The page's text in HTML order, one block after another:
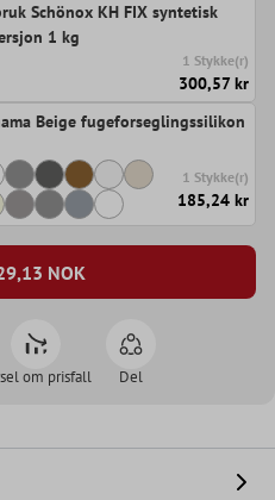
Schönox KH FIX syntetisk
1 kg
1 Stykke(r)
300,57 kr
Beige fugeforseglingssilikon
1 Stykke(r)
185,24 kr
NOK
om prisfall Del